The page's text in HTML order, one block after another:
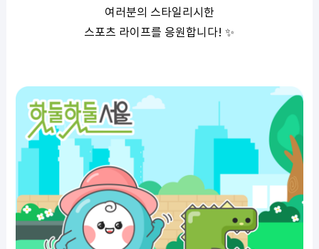
여러분의 스타일리시한
스포츠 라이프를 응원합니다! ✨